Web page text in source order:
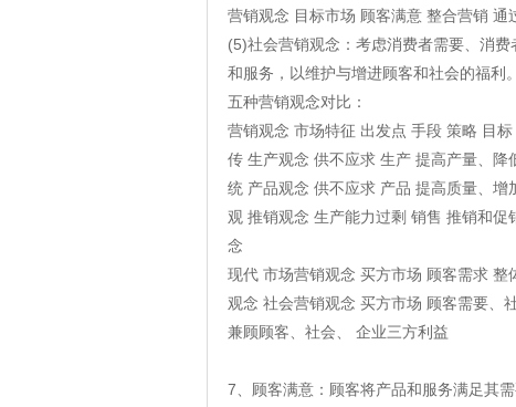
营销观念 目标市场 顾客满意 整合营销 通
(5)社会营销观念：考虑消费者需要、消
和服务，以维护与增进顾客和社会的福利
五种营销观念对比：
营销观念 市场特征 出发点 手段 策略 目标
传 生产观念 供不应求 生产 提高产量、
统 产品观念 供不应求 产品 提高质量、
观 推销观念 生产能力过剩 销售 推销和
念
现代 市场营销观念 买方市场 顾客需求
观念 社会营销观念 买方市场 顾客需要、
兼顾顾客、社会、 企业三方利益
7、顾客满意：顾客将产品和服务满足其